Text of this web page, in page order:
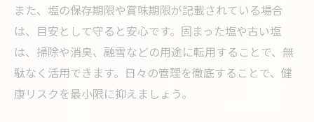
また、塩の保存期限や賞味期限が記載されている場合
は、目安として守ると安心です。固まった塩や古い塩
は、掃除や消臭、融雪などの用途に転用することで、無
駄なく活用できます。日々の管理を徹底することで、健
康リスクを最小限に抑えましょう。